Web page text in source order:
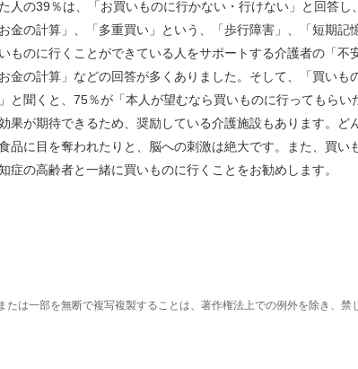
人の39％は、「お買いものに行かない・行けない」と回答
金の計算」、「多重買い」という、「歩行障害」、「短期記
ものに行くことができている人をサポートする介護者の「不
金の計算」などの回答が多くありました。そして、「買い
と聞くと、75％が「本人が望むなら買いものに行ってもらい
が期待できるため、奨励している介護施設もあります。ど
品に目を奪われたりと、脳への刺激は絶大です。また、買い
症の高齢者と一緒に買いものに行くことをお勧めします。
たは一部を無断で複写複製することは、著作権法上での例外を除き、禁